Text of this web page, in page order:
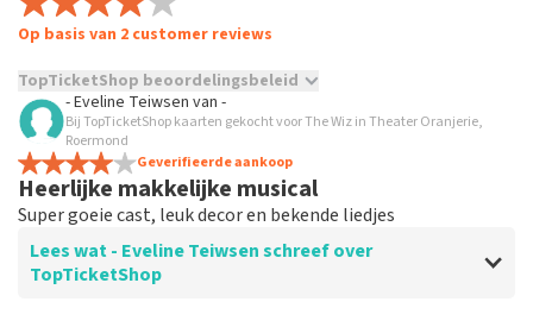
Op basis van 2 customer reviews
TopTicketShop beoordelingsbeleid
TopTicketShop verzamelt reviews van echte klanten. Het is
niet mogelijk om een review achter te laten als je geen
tickets hebt aangeschaft bij TopTicketShop. Reviews met
grof taalgebruik en/of onwaarheden worden niet geplaatst.
Het kan enkele weken duren voordat een review wordt
geplaatst.
- Eveline Teiwsen van -
Bij TopTicketShop kaarten gekocht voor The Wiz in Theater Oranjerie,
Roermond
Geverifieerde aankoop
Heerlijke makkelijke musical
Super goeie cast, leuk decor en bekende liedjes
Lees wat - Eveline Teiwsen schreef over
TopTicketShop